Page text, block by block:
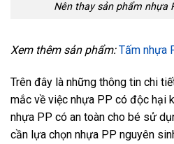
Nên thay sản phẩm nhựa
Xem thêm sản phẩm: Tấm nhựa
Trên đây là những thông tin chi
mắc về việc nhựa PP có độc hại
nhựa PP có an toàn cho bé sử
cần lựa chọn nhựa PP nguyên